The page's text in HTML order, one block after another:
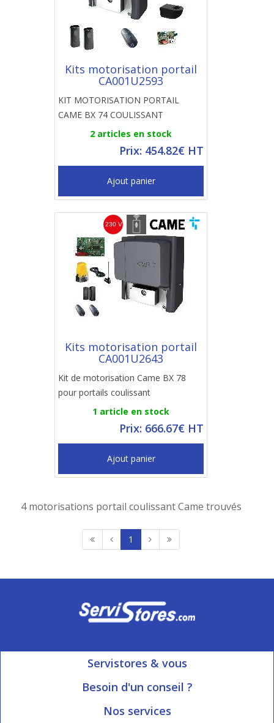
Kits motorisation portail
CA001U2593
KIT MOTORISATION PORTAIL
CAME BX 74 COULISSANT
2 articles en stock
Prix: 454.82€ HT
Ajout panier
Kits motorisation portail
CA001U2643
Kit de motorisation Came BX 78
pour portails coulissant
1 article en stock
Prix: 666.67€ HT
Ajout panier
4 motorisations portail coulissant Came trouvés
1
Servistores & vous
Mon compte
Besoin d'un conseil ?
Ouvert du Lundi au Vendredi
Nos services